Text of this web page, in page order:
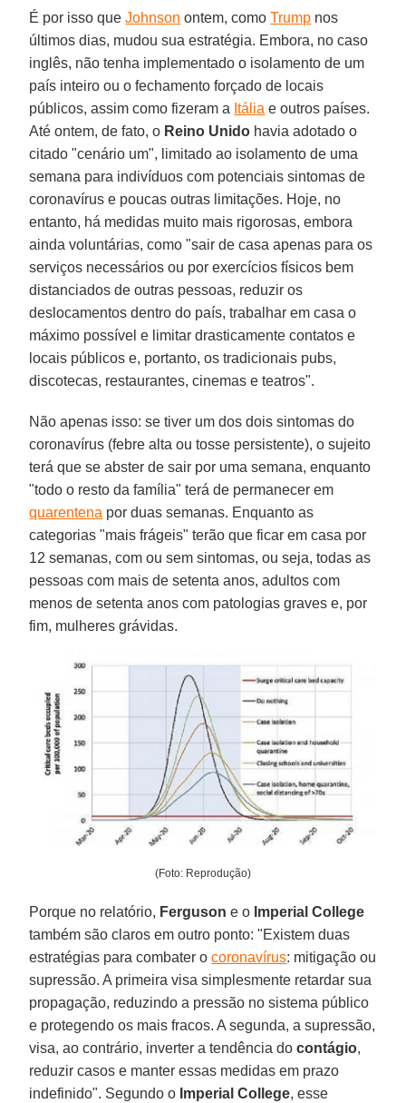
É por isso queJohnson ontem, comoTrump nos
últimos dias, mudou sua estratégia. Embora, no caso
inglês, não tenha implementado o isolamento de um
país inteiro ou o fechamento forçado de locais
públicos, assim como fizeram a Itália e outros países.
Até ontem, de fato, o Reino Unido havia adotado o
citado "cenário um", limitado ao isolamento de uma
semana para indivíduos com potenciais sintomas de
coronavírus e poucas outras limitações. Hoje, no
entanto, há medidas muito mais rigorosas, embora
ainda voluntárias, como "sair de casa apenas para os
serviços necessários ou por exercícios físicos bem
distanciados de outras pessoas, reduzir os
deslocamentos dentro do país, trabalhar em casa o
máximo possível e limitar drasticamente contatos e
locais públicos e, portanto, os tradicionais pubs,
discotecas, restaurantes, cinemas e teatros".
Não apenas isso: se tiver um dos dois sintomas do
coronavírus (febre alta ou tosse persistente), o sujeito
terá que se abster de sair por uma semana, enquanto
"todo o resto da família" terá de permanecer em
quarentena por duas semanas. Enquanto as
categorias "mais frágeis" terão que ficar em casa por
12 semanas, com ou sem sintomas, ou seja, todas as
pessoas com mais de setenta anos, adultos com
menos de setenta anos com patologias graves e, por
fim, mulheres grávidas.
(Foto: Reprodução)
Porque no relatório, Ferguson e o Imperial College
também são claros em outro ponto: "Existem duas
estratégias para combater ocoronavírus: mitigação ou
supressão. A primeira visa simplesmente retardar sua
propagação, reduzindo a pressão no sistema público
e protegendo os mais fracos. A segunda, a supressão,
visa, ao contrário, inverter a tendência docontágio,
reduzir casos e manter essas medidas em prazo
indefinido". Segundo o Imperial College, esse